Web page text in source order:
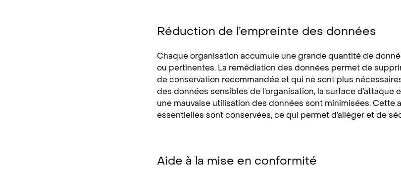
Réduction de l’empreinte des données
Chaque organisation accumule une grande quantité de
ou pertinentes. La remédiation des données permet de
de conservation recommandée et qui ne sont plus
des données sensibles de l’organisation, la surface
une mauvaise utilisation des données sont minimisées.
essentielles sont conservées, ce qui permet d’alléger et de
Aide à la mise en conformité